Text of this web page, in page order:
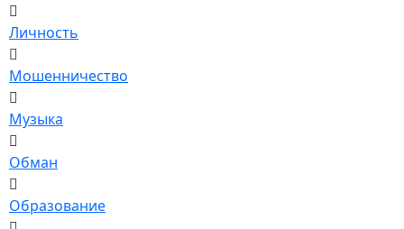
Личность
Мошенничество
Музыка
Обман
Образование